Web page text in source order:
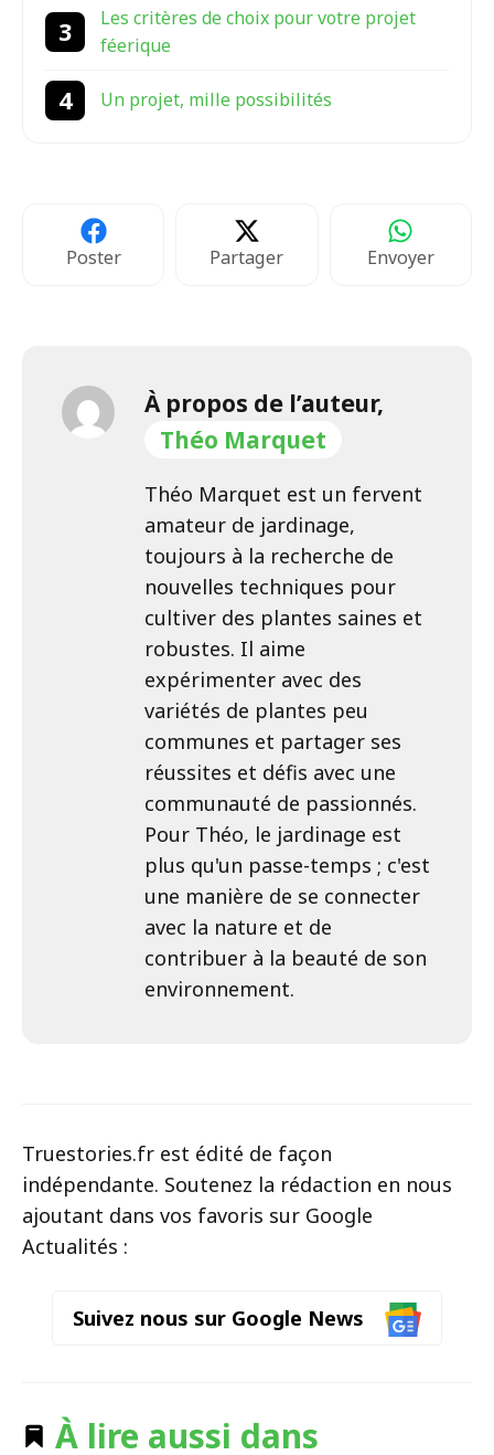
Les critères de choix pour votre projet
féerique
Un projet, mille possibilités
Poster Partager Envoyer
À propos de l’auteur,
Théo Marquet
Théo Marquet est un fervent
amateur de jardinage,
toujours à la recherche de
nouvelles techniques pour
cultiver des plantes saines et
robustes. Il aime
expérimenter avec des
variétés de plantes peu
communes et partager ses
réussites et défis avec une
communauté de passionnés.
Pour Théo, le jardinage est
plus qu'un passe-temps ; c'est
une manière de se connecter
avec la nature et de
contribuer à la beauté de son
environnement.
Truestories.fr est édité de façon
indépendante. Soutenez la rédaction en nous
ajoutant dans vos favoris sur Google
Actualités :
Suivez nous sur Google News
À lire aussi dans